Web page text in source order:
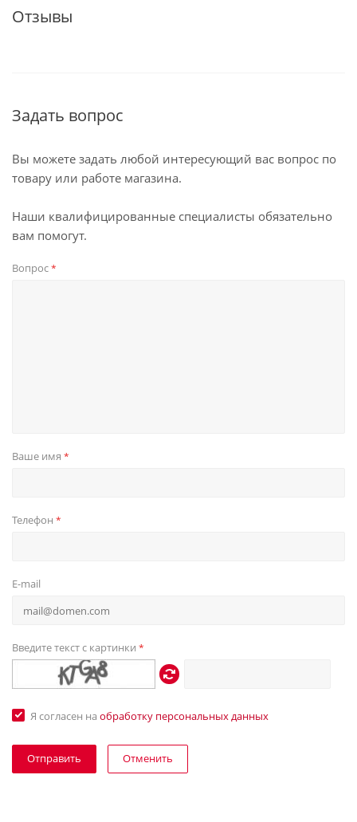
Отзывы
Задать вопрос
Вы можете задать любой интересующий вас вопрос по
товару или работе магазина.
Наши квалифицированные специалисты обязательно
вам помогут.
Вопрос*
Ваше имя *
Телефон *
E-mail
Введите текст с картинки *
Я согласен на обработку персональных данных
Отменить